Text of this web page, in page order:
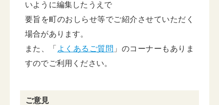
いように編集したうえで
要旨を町のおしらせ等でご紹介させていただく
場合があります。
また、「 よくあるご質問 」のコーナーもありま
すのでご利用ください。
ご意見